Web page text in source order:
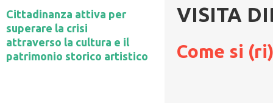
Cittadinanza attiva per
superare la crisi
attraverso la cultura e il
patrimonio storico artistico
VISITA
Come si